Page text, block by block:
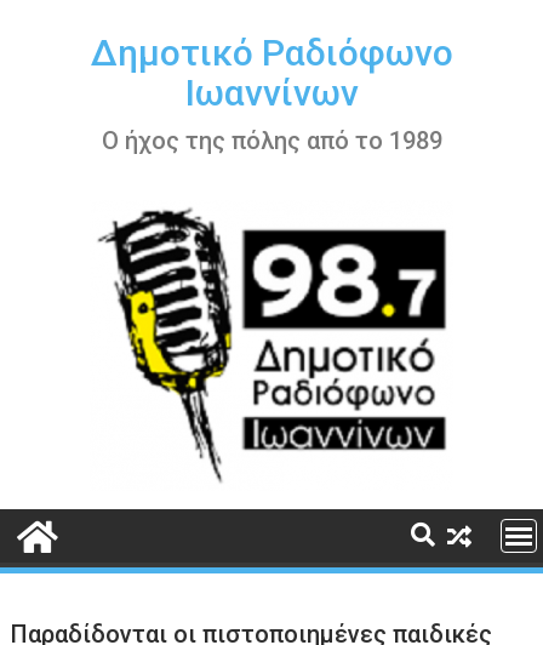
περιεχόμενοΔημοτικό Ραδιόφωνο
Ιωαννίνων
Ο ήχος της πόλης από το 1989
Παραδίδονται οι πιστοποιημένες παιδικές